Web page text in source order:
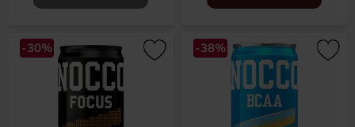
-30% -38%